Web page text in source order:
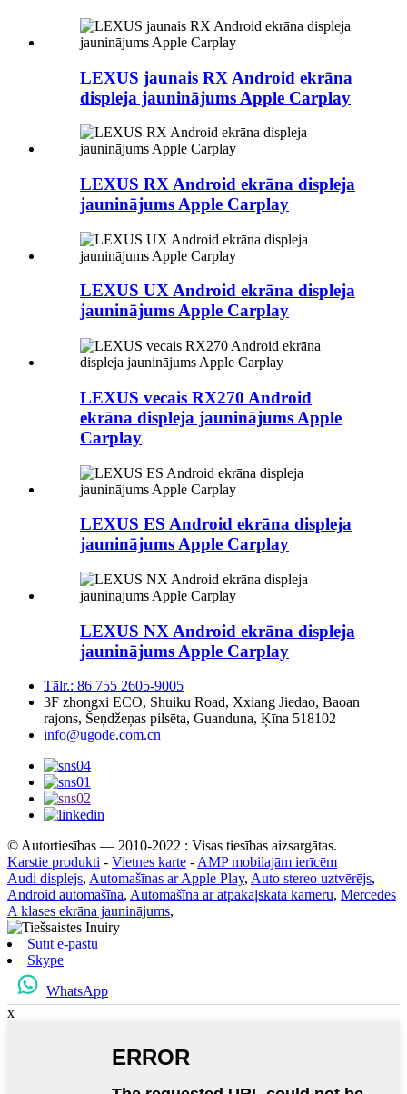
LEXUS jaunais RX Android ekrāna
displeja jauninājums Apple Carplay
LEXUS RX Android ekrāna displeja
jauninājums Apple Carplay
LEXUS UX Android ekrāna displeja
jauninājums Apple Carplay
LEXUS vecais RX270 Android
ekrāna displeja jauninājums Apple
Carplay
LEXUS ES Android ekrāna displeja
jauninājums Apple Carplay
LEXUS NX Android ekrāna displeja
jauninājums Apple Carplay
Tālr.: 86 755 2605-9005
3F zhongxi ECO, Shuiku Road, Xxiang Jiedao, Baoan
rajons, Šeņdžeņas pilsēta, Guanduna, Ķīna 518102
info@ugode.com.cn
© Autortiesības — 2010-2022 : Visas tiesības aizsargātas.
Karstie produkti - Vietnes karte -AMP mobilajām ierīcēm
Audi displejs, Automašīnas ar Apple Play, Auto stereo uztvērējs,
Android automašīna, Automašīna ar atpakaļskata kameru, Mercedes
A klases ekrāna jauninājums,
Sūtīt e-pastu
Skype
WhatsApp
x